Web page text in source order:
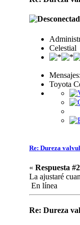
Celestial
Toyota
Re: Dureza
« Respuesta
La ajustaré
En línea
Re: Dureza